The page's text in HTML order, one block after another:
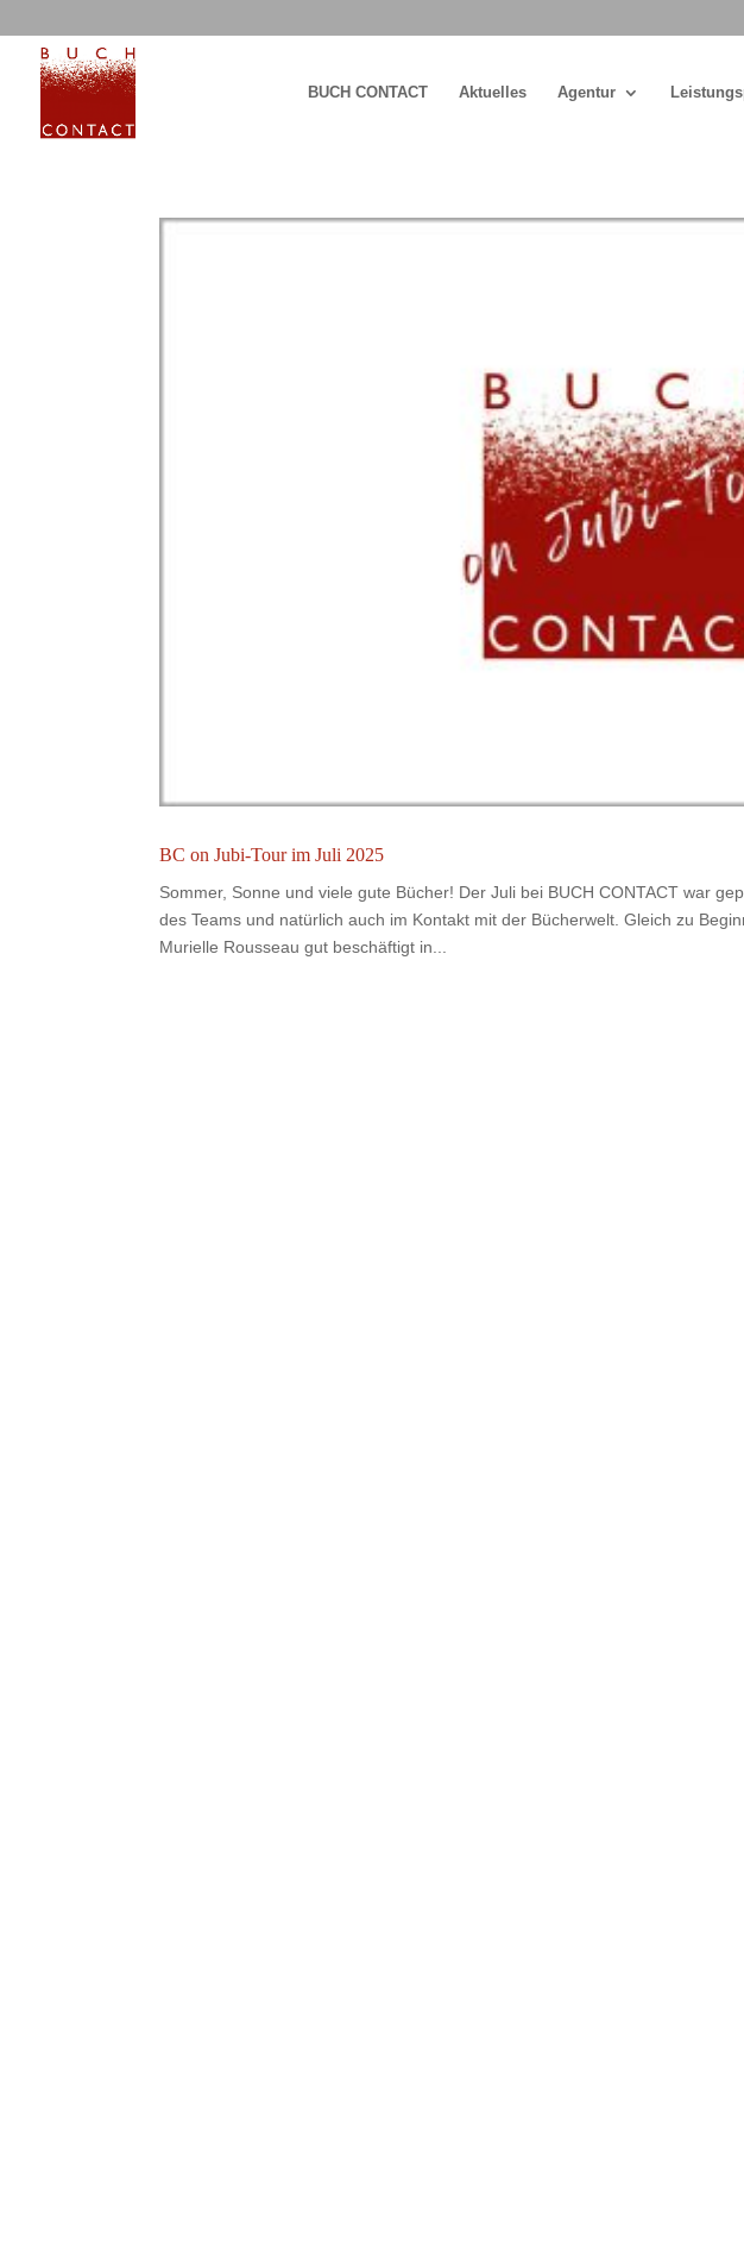
BUCH CONTACT Aktuelles Agentur
BC on Jubi-Tour im Juli 2025
Sommer, Sonne und viele gute Bücher! Der Juli bei BUCH CONTACT war
des Teams und natürlich auch im Kontakt mit der Bücherwelt. Gleich zu
Murielle Rousseau gut beschäftigt in...